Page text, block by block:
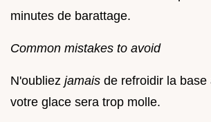
minutes de barattage.
Common mistakes to avoid
N'oubliez jamais de refroidir la base
votre glace sera trop molle.